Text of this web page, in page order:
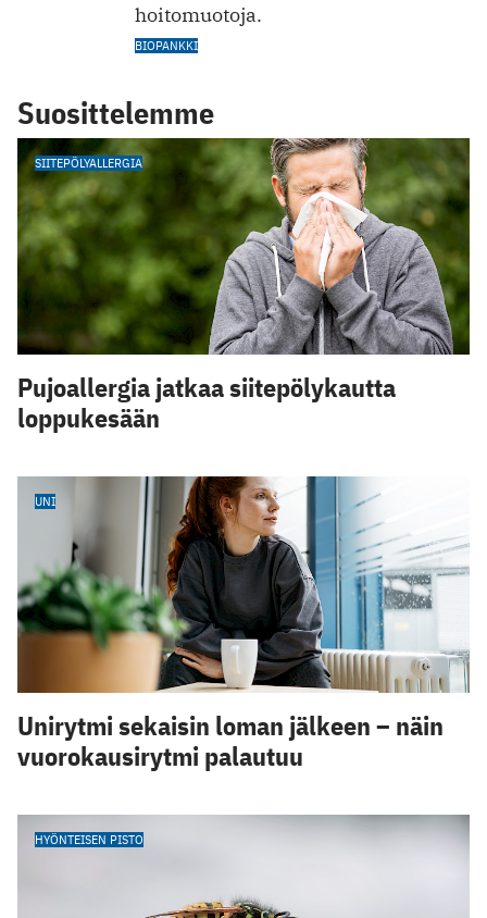
hoitomuotoja.
BIOPANKKI
Suosittelemme
SIITEPÖLYALLERGIA
Pujoallergia jatkaa siitepölykautta
loppukesään
UNI
Unirytmi sekaisin loman jälkeen – näin
vuorokausirytmi palautuu
HYÖNTEISEN PISTO